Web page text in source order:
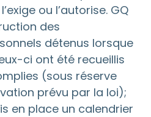
ou l’autorise. GQ
des
détenus lorsque
ci ont été recueillis
(sous réserve
prévu par la loi);
en place un calendrier